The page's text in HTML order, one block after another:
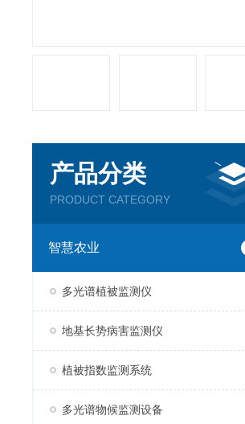
产品分类
PRODUCT CATEGORY
智慧农业
多光谱植被监测仪
地基长势病害监测仪
植被指数监测系统
多光谱物候监测设备